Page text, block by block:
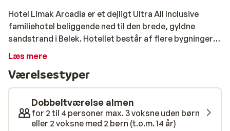
Hotel Limak Arcadia er et dejligt Ultra All Inclusive
familiehotel beliggende ned til den brede, gyldne
sandstrand i Belek. Hotellet består af flere bygninger,
som ligger i et stort, grønt område. Her er et godt
vandrutsjebaner. Her er mange faciliteter og
aktiviteter, og du kan fx holde formen ved lige med et
spil tennis, bordtennis, billard og en tur i
fitnessrummet. Da opholdet er med Ultra All Inclusive,
er både måltider, snacks, is og drikkevarer inklusiv i
Læs mere
Værelsestyper
Dobbeltværelse almen
for 2 til 4 personer max. 3 voksne uden børn
eller 2 voksne med 2 børn (t.o.m. 14 år)